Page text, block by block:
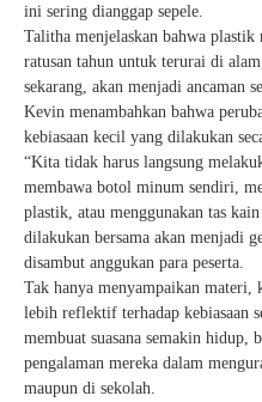
ini sering dianggap sepele.
Talitha menjelaskan bahwa
ratusan tahun untuk terurai di
sekarang, akan menjadi ancaman
Kevin menambahkan bahwa
kebiasaan kecil yang dilakukan
“Kita tidak harus langsung
membawa botol minum sendiri,
plastik, atau menggunakan tas
dilakukan bersama akan menjadi
disambut anggukan para peserta.
Tak hanya menyampaikan materi,
lebih reflektif terhadap kebiasaan
membuat suasana semakin hidup,
pengalaman mereka dalam
maupun di sekolah.